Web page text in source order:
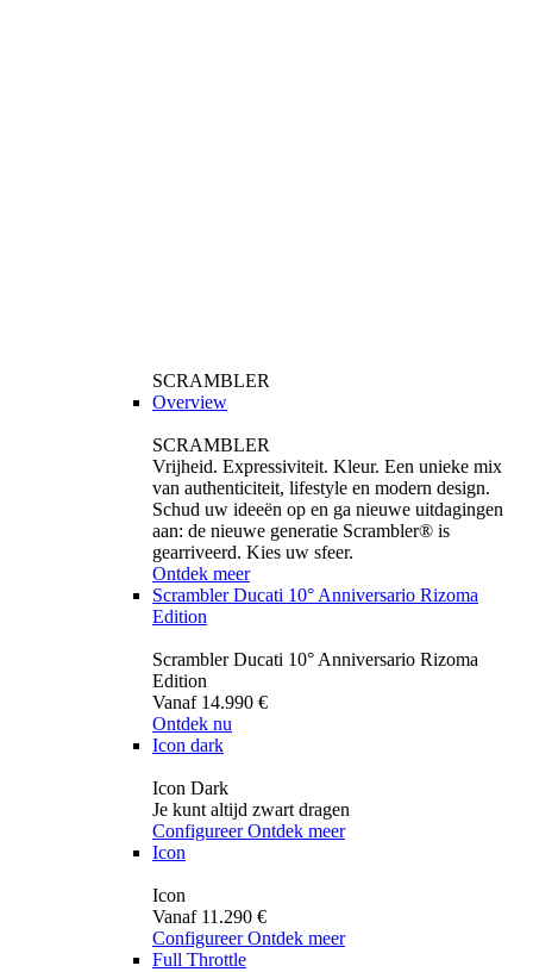
SCRAMBLER
Overview
SCRAMBLER
Vrijheid. Expressiviteit. Kleur. Een unieke mix
van authenticiteit, lifestyle en modern design.
Schud uw ideeën op en ga nieuwe uitdagingen
aan: de nieuwe generatie Scrambler® is
gearriveerd. Kies uw sfeer.
Ontdek meer
Scrambler Ducati 10° Anniversario Rizoma
Edition
Scrambler Ducati 10° Anniversario Rizoma
Edition
Vanaf 14.990 €
Ontdek nu
Icon dark
Icon Dark
Je kunt altijd zwart dragen
Configureer Ontdek meer
Icon
Icon
Vanaf 11.290 €
Configureer Ontdek meer
Full Throttle